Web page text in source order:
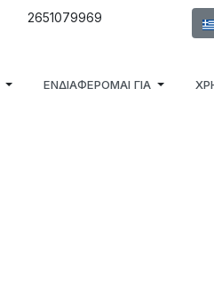
2651079969
ΕΝΔΙΑΦΕΡΟΜΑΙ ΓΙΑ